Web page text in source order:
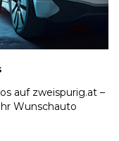
auf zweispurig.at –
Wunschauto